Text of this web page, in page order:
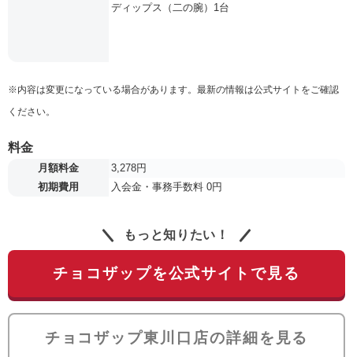
ディップス（二の腕）1台
※内容は変更になっている場合があります。最新の情報は公式サイトをご確認
ください。
料金
月額料金
3,278円
初期費用
入会金・事務手数料 0円
もっと知りたい！
チョコザップを公式サイトで見る
チョコザップ東川口店の詳細を見る